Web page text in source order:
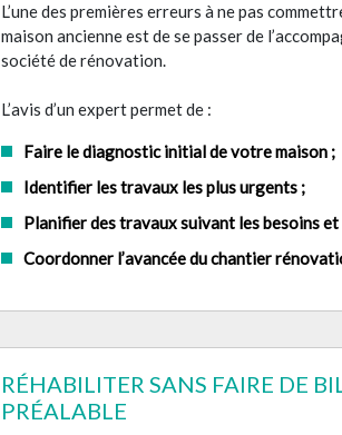
L’une des premières erreurs à ne pas
maison ancienne est de se passer de
société de rénovation.
L’avis d’un expert permet de :
Faire le diagnostic initial de votre maison ;
Identifier les travaux les plus urgents ;
Planifier des travaux suivant les besoins
Coordonner l’avancée du chantier
RÉHABILITER SANS FAIRE DE
PRÉALABLE